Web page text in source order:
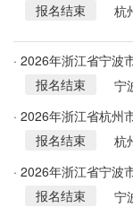
报名结束
杭
· 2026年浙江省宁波
工作者47人公告
报名结束
宁
· 2026年浙江省杭州
报名结束
杭
· 2026年浙江省宁波
人简章报名结束
宁